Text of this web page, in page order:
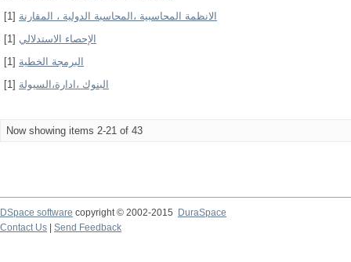
الانظمة المحاسبية ،المحاسبة الدولية ، المقارنة [1]
الإحصاء الاستدلالي [1]
البرمجة الخطية [1]
البنوك ،ادارة،السيولة [1]
Now showing items 2-21 of 43
DSpace software copyright © 2002-2015
DuraSpace
Contact Us
Send Feedback